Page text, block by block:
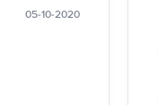
05-10-2020